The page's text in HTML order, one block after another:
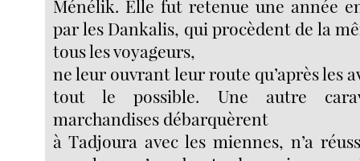
Ménélik. Elle fut retenue une année
par les Dankalis, qui procèdent de la
tous les voyageurs,
ne leur ouvrant leur route qu’après les
tout le possible. Une autre
marchandises débarquèrent
à Tadjoura avec les miennes, n’a